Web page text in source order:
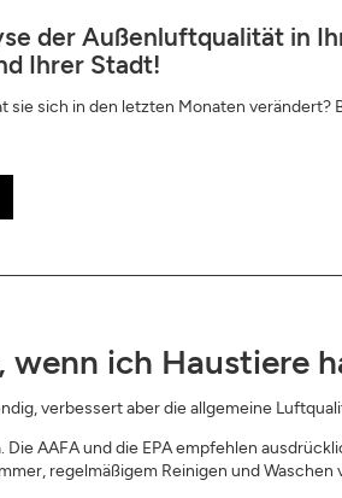
der Außenluftqualität in
Ihrer Stadt!
sie sich in den letzten Monaten verändert?
ich Haustiere
verbessert aber die allgemeine
AAFA und die EPA empfehlen
regelmäßigem Reinigen und Waschen